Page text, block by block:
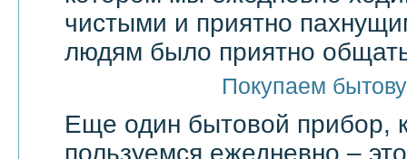
чистыми и приятно
людям было приятно
Покупаем
Еще один бытовой прибор,
пользуемся ежедневно –